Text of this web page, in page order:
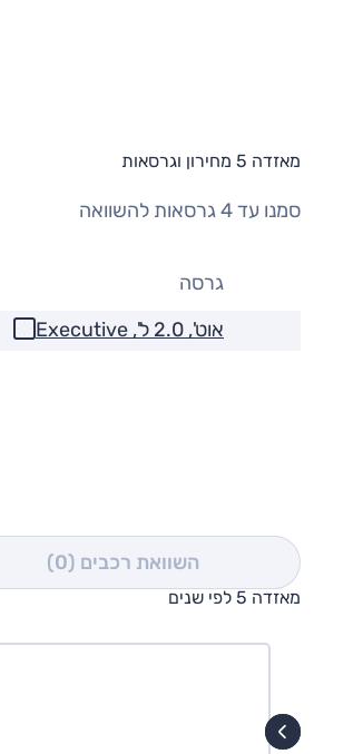
מאזדה 5 מחירון וגרסאות
סמנו עד 4 גרסאות להשוואה
גרסה
אוט', 2.0 ל', Executive
השוואת רכבים (0)
מאזדה 5 לפי שנים